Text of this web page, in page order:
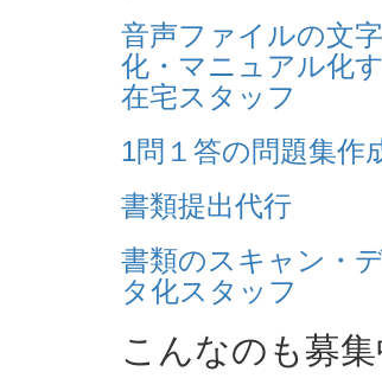
音声ファイルの文字
化・マニュアル化
在宅スタッフ
1問１答の問題集作
書類提出代行
書類のスキャン・
タ化スタッフ
こんなのも募集